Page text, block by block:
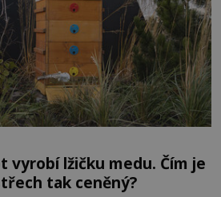
vyrobí lžičku medu. Čím je
tak ceněný?